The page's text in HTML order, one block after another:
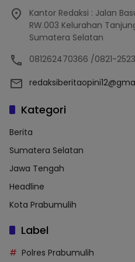
Kantor Redaksi : Jalan
RW.003 Kelurahan
Sumatera Selatan
081262470366 /0821-
Kategori
Berita
Sumatera Selatan
Jawa Tengah
Headline
Kota Prabumulih
Label
Polres Prabumulih